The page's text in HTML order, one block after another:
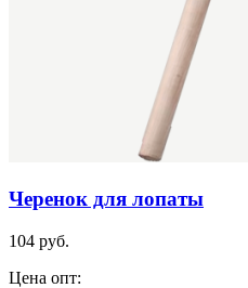
Черенок для лопаты
104 руб.
Цена опт: